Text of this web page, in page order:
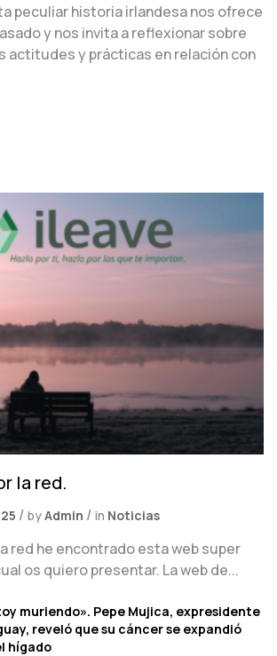
peculiar historia irlandesa nos ofrece
y nos invita a reflexionar sobre
actitudes y prácticas en relación con
la red.
byAdmin in Noticias
red he encontrado esta web super
os quiero presentar. La web de...
muriendo». Pepe Mujica, expresidente
reveló que su cáncer se expandió
hígado